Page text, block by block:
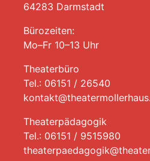
64283 Darmstadt
Bürozeiten:
Mo–Fr 10–13 Uhr
Theaterbüro
Tel.: 06151 / 26540
Theaterpädagogik
Tel.: 06151 / 9515980